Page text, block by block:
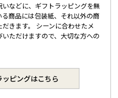
などに、ギフトラッピングを無
商品には包装紙、それ以外の商
きます。 シーンに合わせたメ
ただけますので、大切な方への
ピングはこちら